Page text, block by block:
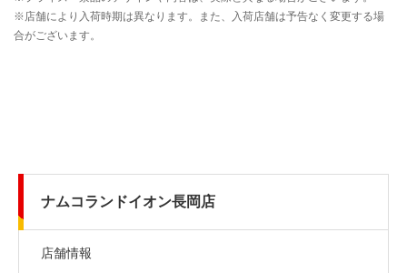
ナムコランドイオン長岡店
店舗情報